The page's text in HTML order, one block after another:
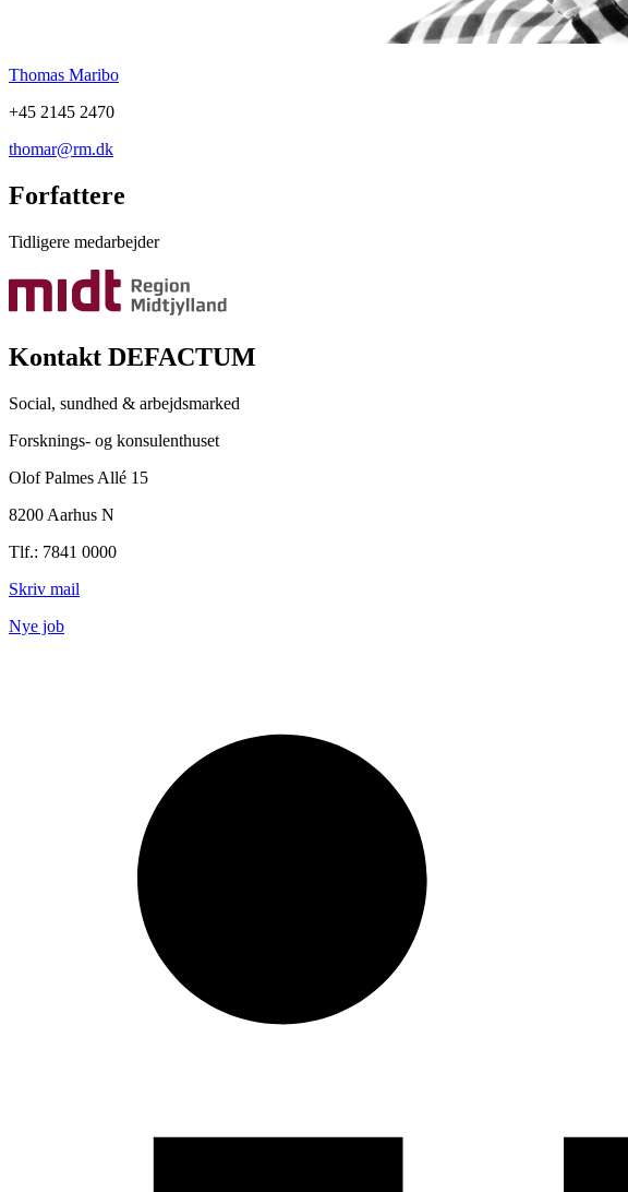
Thomas Maribo
+45 2145 2470
thomar@rm.dk
Forfattere
Tidligere medarbejder
Kontakt DEFACTUM
Social, sundhed & arbejdsmarked
Forsknings- og konsulenthuset
Olof Palmes Allé 15
8200 Aarhus N
Tlf.: 7841 0000
Skriv mail
Nye job